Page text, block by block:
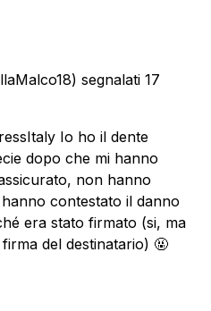
segnalati 17
Io ho il dente
dopo che mi hanno
non hanno
contestato il danno
era stato firmato (si, ma
del destinatario) 🤬